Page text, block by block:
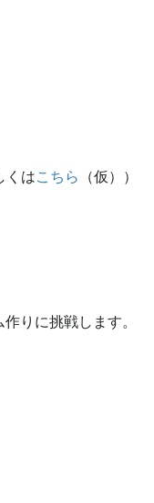
くはこちら （仮））
りに挑戦します。